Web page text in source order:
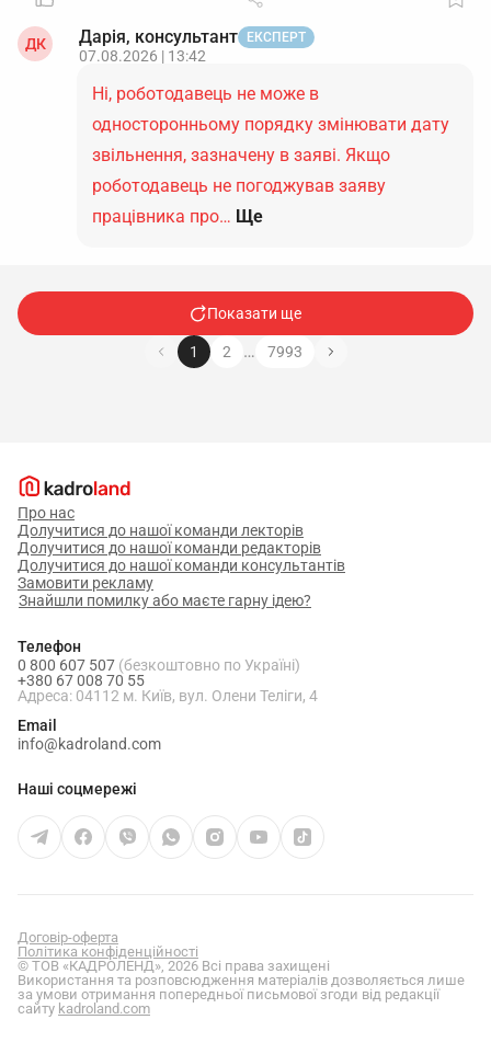
ДК Дарія, консультант ЕКСПЕРТ
07.08.2026 | 13:42
Ні, роботодавець не може в
односторонньому порядку змінювати дату
звільнення, зазначену в заяві. Якщо
роботодавець не погоджував заяву
працівника про… Ще
Показати ще
1 2 … 7993
Про нас
Долучитися до нашої команди лекторів
Долучитися до нашої команди редакторів
Долучитися до нашої команди консультантів
Замовити рекламу
Знайшли помилку або маєте гарну ідею?
Телефон
0 800 607 507 (безкоштовно по Україні)
+380 67 008 70 55
Адреса: 04112 м. Київ, вул. Олени Теліги, 4
Email
info@kadroland.com
Наші соцмережі
Договір-оферта
Політика конфіденційності
© ТОВ «КАДРОЛЕНД», 2026 Всі права захищені
Використання та розповсюдження матеріалів дозволяється лише
за умови отримання попередньої письмової згоди від редакції
сайту kadroland.com